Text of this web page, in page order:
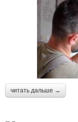
читать дальше →